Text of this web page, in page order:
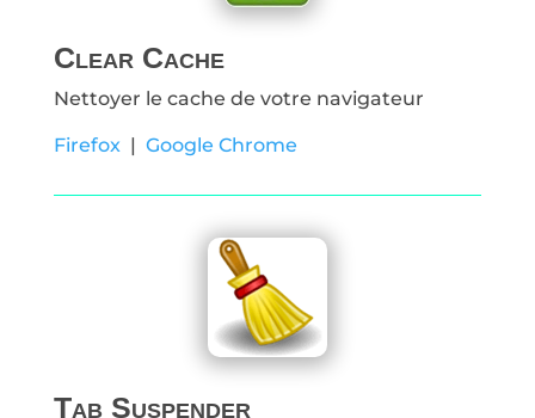
Clear Cache
Nettoyer le cache de votre navigateur
Firefox| Google Chrome
Tab Suspender